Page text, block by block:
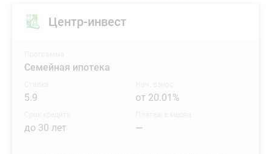
Центр-инвест
Семейная ипотека
5.9 от 20.01%
до 30 лет —